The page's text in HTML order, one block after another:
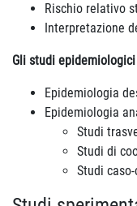
Rischio relativo
Interpretazione
Gli studi epidemiologici
Epidemiologia
Epidemiologia
Studi
Studi di
Studi